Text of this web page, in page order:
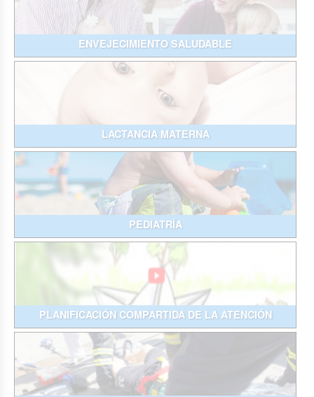
ENVEJECIMIENTO SALUDABLE
LACTANCIA MATERNA
PEDIATRÍA
PLANIFICACIÓN COMPARTIDA DE LA ATENCIÓN